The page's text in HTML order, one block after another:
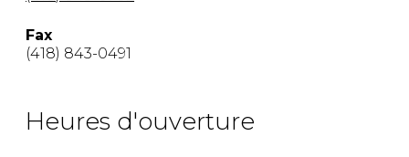
Fax
(418) 843-0491
Heures d'ouverture